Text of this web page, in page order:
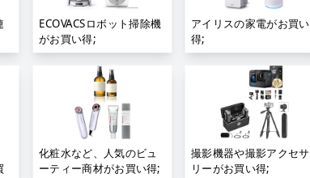
ECOVACSロボット掃除機
がお買い得;
アイリスの家電がお買い
得;
化粧水など、人気のビュ
ーティー商材がお買い得;
撮影機器や撮影アクセサ
リーがお買い得;